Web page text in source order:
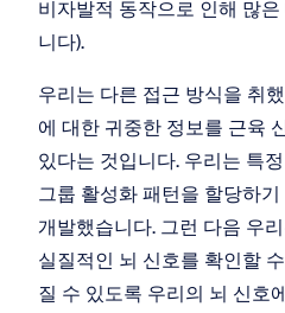
비자발적 동작으로 인해 많
니다).
우리는 다른 접근 방식을 취
에 대한 귀중한 정보를 근육
있다는 것입니다. 우리는 특
그룹 활성화 패턴을 할당하
개발했습니다. 그런 다음 우
실질적인 뇌 신호를 확인할
질 수 있도록 우리의 뇌 신호